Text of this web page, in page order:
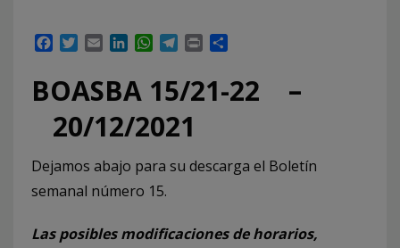
Facebook
TwitterEmailLinkedInWhatsApp
Telegram
Print
BOASBA 15/21-22 –
20/12/2021
Dejamos abajo para su descarga el Boletín
semanal número 15.
Las posibles modificaciones de horarios,